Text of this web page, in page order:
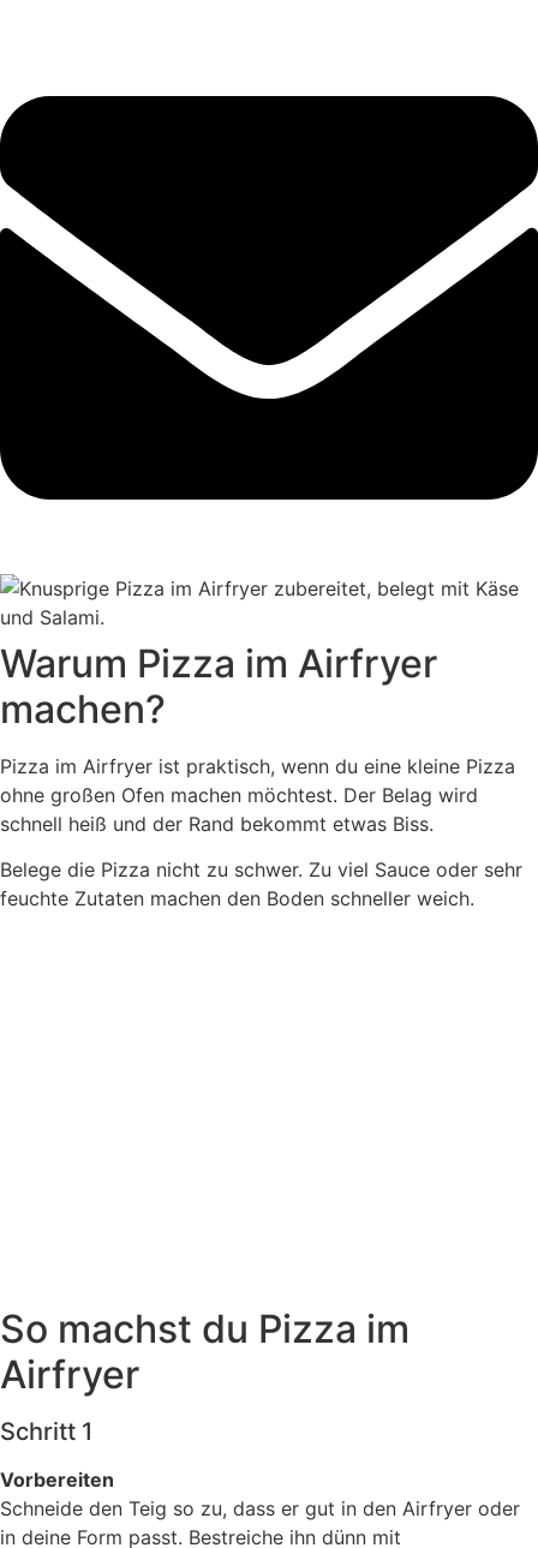
Warum Pizza im Airfryer
machen?
Pizza im Airfryer ist praktisch, wenn du eine kleine Pizza
ohne großen Ofen machen möchtest. Der Belag wird
schnell heiß und der Rand bekommt etwas Biss.
Belege die Pizza nicht zu schwer. Zu viel Sauce oder sehr
feuchte Zutaten machen den Boden schneller weich.
So machst du Pizza im
Airfryer
Schritt 1
Vorbereiten
Schneide den Teig so zu, dass er gut in den Airfryer oder
in deine Form passt. Bestreiche ihn dünn mit